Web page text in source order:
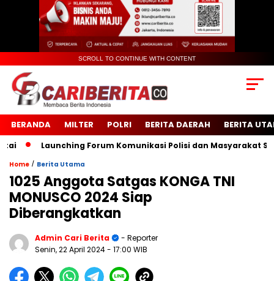
SCROLL TO CONTINUE WITH CONTENT
BERANDA MILTER POLRI BERITA DAERAH BERITA
Launching Forum Komunikasi Polisi dan Masyarakat
Home / Berita Utama
1025 Anggota Satgas KONGA TNI
MONUSCO 2024 Siap
Diberangkatkan
Admin Cari Berita
- Reporter
Senin, 22 April 2024- 17:00 WIB